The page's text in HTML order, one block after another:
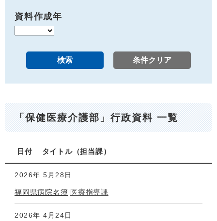
資料作成年
「保健医療介護部」行政資料 一覧
日付 タイトル 担当課
2026年 5月28日
福岡県病院名簿 医療指導課
2026年 4月24日